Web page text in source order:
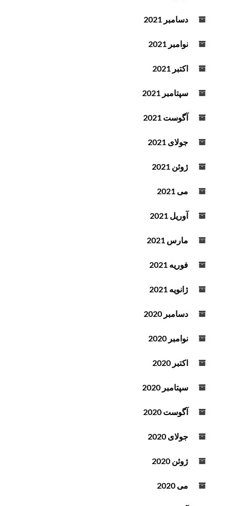
دسامبر 2021
نوامبر 2021
اکتبر 2021
سپتامبر 2021
آگوست 2021
جولای 2021
ژوئن 2021
می 2021
آوریل 2021
مارس 2021
فوریه 2021
ژانویه 2021
دسامبر 2020
نوامبر 2020
اکتبر 2020
سپتامبر 2020
آگوست 2020
جولای 2020
ژوئن 2020
می 2020